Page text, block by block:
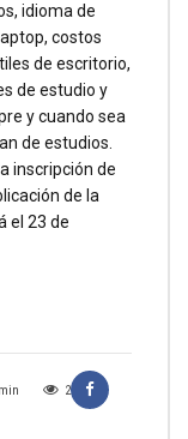
min 2
idioma de
costos
de escritorio,
de estudio y
y cuando sea
de estudios.
inscripción de
de la
el 23 de